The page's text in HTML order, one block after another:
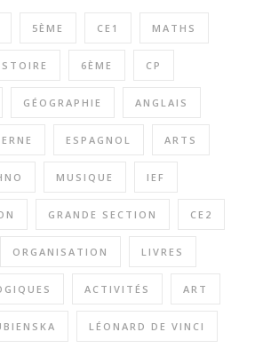
5ÈME CE1 MATHS
6ÈME CP
GÉOGRAPHIE ANGLAIS
ESPAGNOL ARTS
MUSIQUE IEF
GRANDE SECTION CE2
ORGANISATION LIVRES
ACTIVITÉS ART
LÉONARD DE VINCI